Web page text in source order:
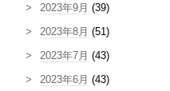
2023年9月 (39)
2023年8月 (51)
2023年7月 (43)
2023年6月 (43)